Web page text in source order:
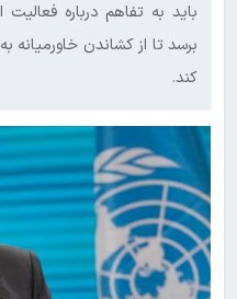
باید به تفاهم درباره
برسد تا از کشاندن
کند.